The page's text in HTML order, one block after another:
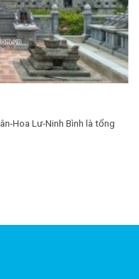
Hoa Lư-Ninh Bình là tổng